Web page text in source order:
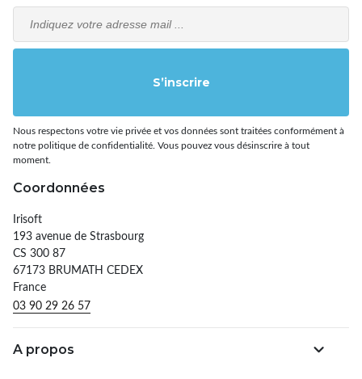
Email
S’inscrire
Nous respectons votre vie privée et vos données sont traitées conformément à
notre politique de confidentialité. Vous pouvez vous désinscrire à tout
moment.
Coordonnées
Irisoft
193 avenue de Strasbourg
CS 300 87
67173 BRUMATH CEDEX
France
03 90 29 26 57
A propos